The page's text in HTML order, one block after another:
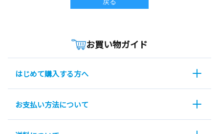
お買い物ガイド
はじめて購入する方へ
お支払い方法について